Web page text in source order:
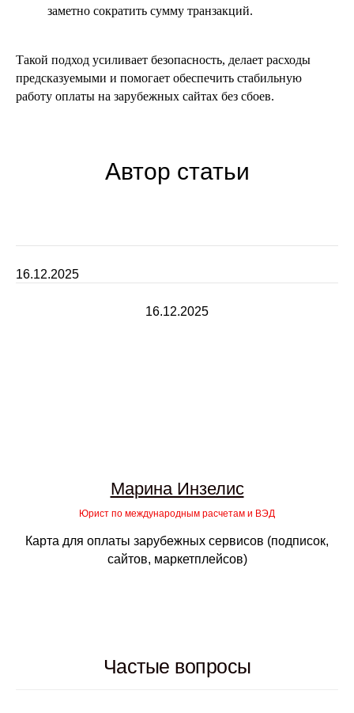
заметно сократить сумму транзакций.
Такой подход усиливает безопасность, делает расходы
предсказуемыми и помогает обеспечить стабильную
работу оплаты на зарубежных сайтах без сбоев.
Автор статьи
16.12.2025
16.12.2025
Марина Инзелис
Юрист по международным расчетам и ВЭД
Карта для оплаты зарубежных сервисов (подписок,
сайтов, маркетплейсов)
Частые вопросы